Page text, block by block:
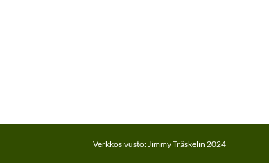
Verkkosivusto: Jimmy Träskelin 2024